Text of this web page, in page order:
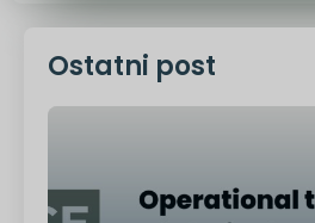
Ostatni post